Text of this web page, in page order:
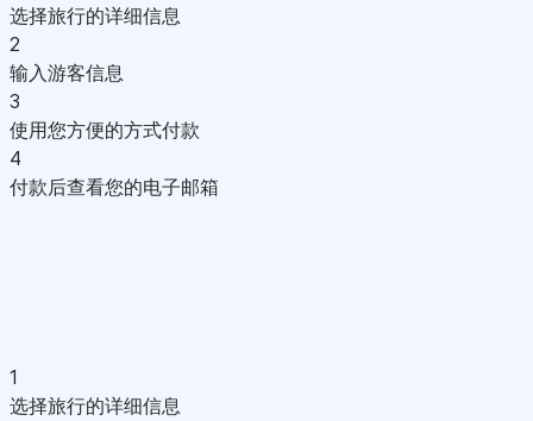
选择旅行的详细信息
2
输入游客信息
3
使用您方便的方式付款
4
付款后查看您的电子邮箱
1
选择旅行的详细信息